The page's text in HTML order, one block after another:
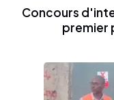
Concours
premier